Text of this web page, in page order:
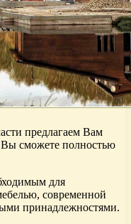
предлагаем Вам
сможете полностью
для
современной
принадлежностями.